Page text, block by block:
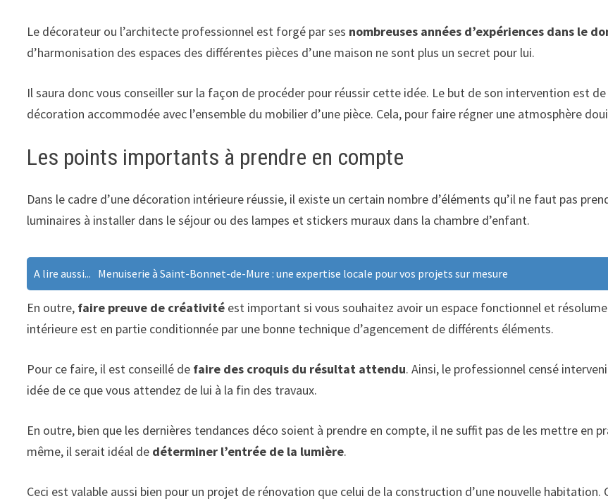
Le décorateur ou l’architecte professionnel est forgé par ses nombreuses années d’expériences dans le
d’harmonisation des espaces des différentes pièces d’une maison ne sont plus un secret pour lui.
Il saura donc vous conseiller sur la façon de procéder pour réussir cette idée. Le but de son intervention est
décoration accommodée avec l’ensemble du mobilier d’une pièce. Cela, pour faire régner une atmosphère
Les points importants à prendre en compte
Dans le cadre d’une décoration intérieure réussie, il existe un certain nombre d’éléments qu’il ne faut pas
luminaires à installer dans le séjour ou des lampes et stickers muraux dans la chambre d’enfant.
A lire aussi... Menuiserie à Saint-Bonnet-de-Mure : une expertise locale pour vos projets sur mesure
En outre, faire preuve de créativité est important si vous souhaitez avoir un espace fonctionnel et
intérieure est en partie conditionnée par une bonne technique d’agencement de différents éléments.
Pour ce faire, il est conseillé de faire des croquis du résultat attendu. Ainsi, le professionnel censé
idée de ce que vous attendez de lui à la fin des travaux.
En outre, bien que les dernières tendances déco soient à prendre en compte, il ne suffit pas de les mettre en
même, il serait idéal de déterminer l’entrée de la lumière.
Ceci est valable aussi bien pour un projet de rénovation que celui de la construction d’une nouvelle